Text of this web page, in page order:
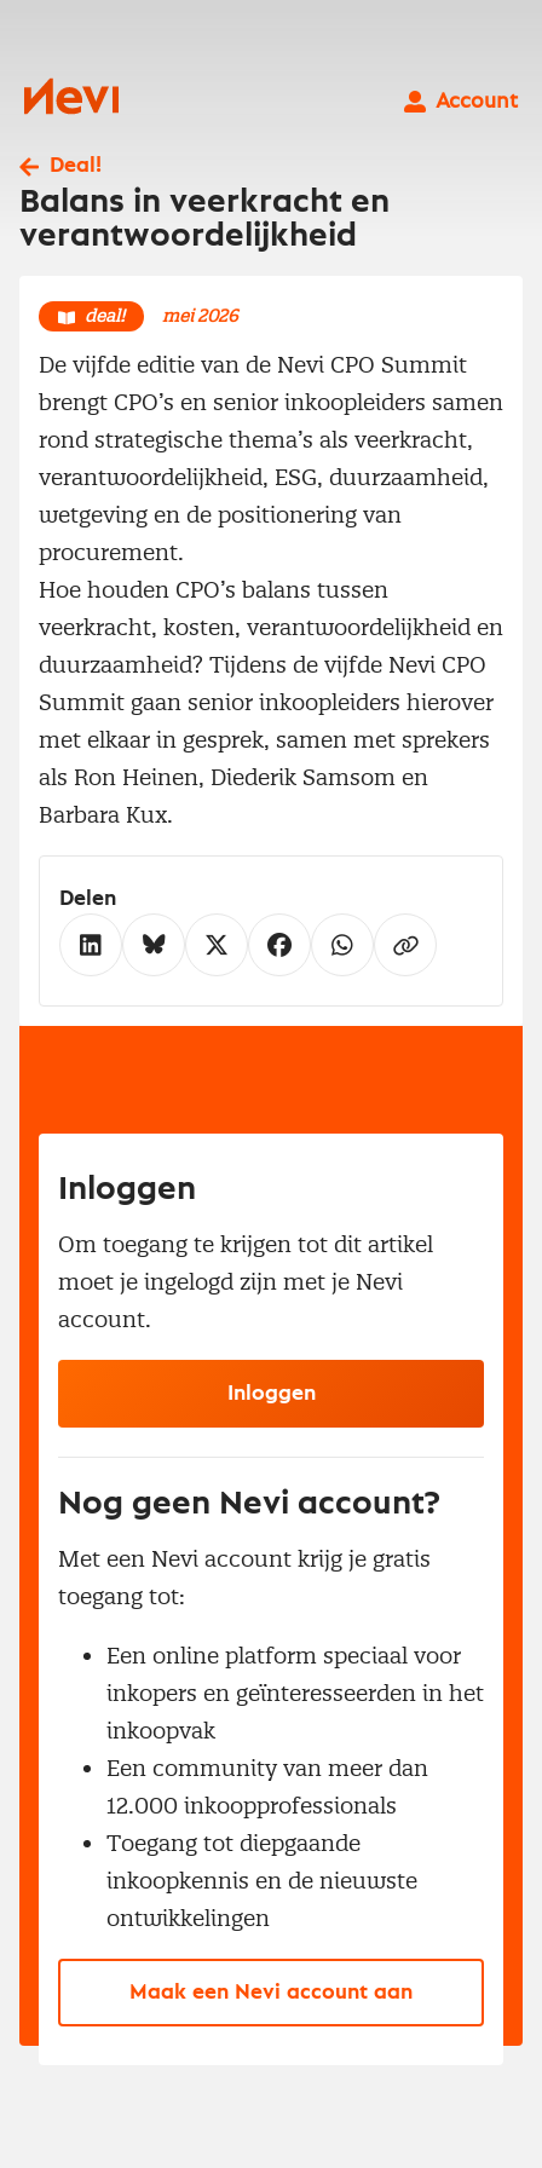
Nevi
Account
Deal!
Balans in veerkracht en
verantwoordelijkheid
deal! mei 2026
De vijfde editie van de Nevi CPO Summit
brengt CPO’s en senior inkoopleiders samen
rond strategische thema’s als veerkracht,
verantwoordelijkheid, ESG, duurzaamheid,
wetgeving en de positionering van
procurement.
Hoe houden CPO’s balans tussen
veerkracht, kosten, verantwoordelijkheid en
duurzaamheid? Tijdens de vijfde Nevi CPO
Summit gaan senior inkoopleiders hierover
met elkaar in gesprek, samen met sprekers
als Ron Heinen, Diederik Samsom en
Barbara Kux.
Delen
Inloggen
Om toegang te krijgen tot dit artikel
moet je ingelogd zijn met je Nevi
account.
Inloggen
Nog geen Nevi account?
Met een Nevi account krijg je gratis
toegang tot:
Een online platform speciaal voor
inkopers en geïnteresseerden in het
inkoopvak
Een community van meer dan
12.000 inkoopprofessionals
Toegang tot diepgaande
inkoopkennis en de nieuwste
ontwikkelingen
Maak een Nevi account aan